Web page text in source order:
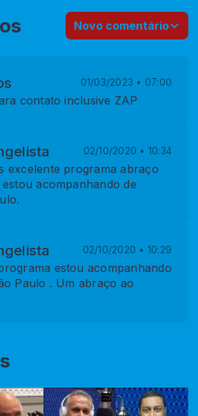
Novo comentário
contato inclusive ZAP
01/03/2023 • 07:00
excelente programa abraço
acompanhando de
02/10/2020 • 10:34
estou acompanhando
Paulo . Um abraço ao
02/10/2020 • 10:29